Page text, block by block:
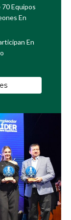
70 Equipos
En
En